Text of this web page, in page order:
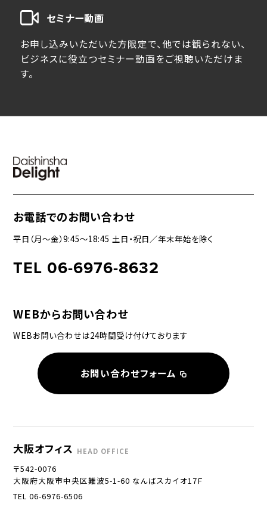
セミナー動画
お申し込みいただいた方限定で、他では観られない、
ビジネスに役立つセミナー動画をご視聴いただけま
す。
お電話でのお問い合わせ
平日（月〜金）9:45〜18:45 土日・祝日／年末年始を除く
TEL 06-6976-8632
WEBからお問い合わせ
WEBお問い合わせは24時間受け付けております
お問い合わせフォーム
大阪オフィス HEAD OFFICE
〒542-0076
大阪府大阪市中央区難波5-1-60 なんばスカイオ17Ｆ
TEL 06-6976-6506